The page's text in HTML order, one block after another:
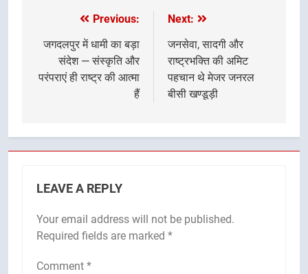
navigation
Previous:
जगदलपुर में धामी का बड़ा
संदेश — संस्कृति और
परंपराएं ही राष्ट्र की आत्मा
हैं
Next:
जनसेवा, सादगी और
राष्ट्रभक्ति की अमिट
पहचान थे मेजर जनरल
बीसी खण्डूड़ी
LEAVE A REPLY
Your email address will not be published.
Required fields are marked *
Comment *